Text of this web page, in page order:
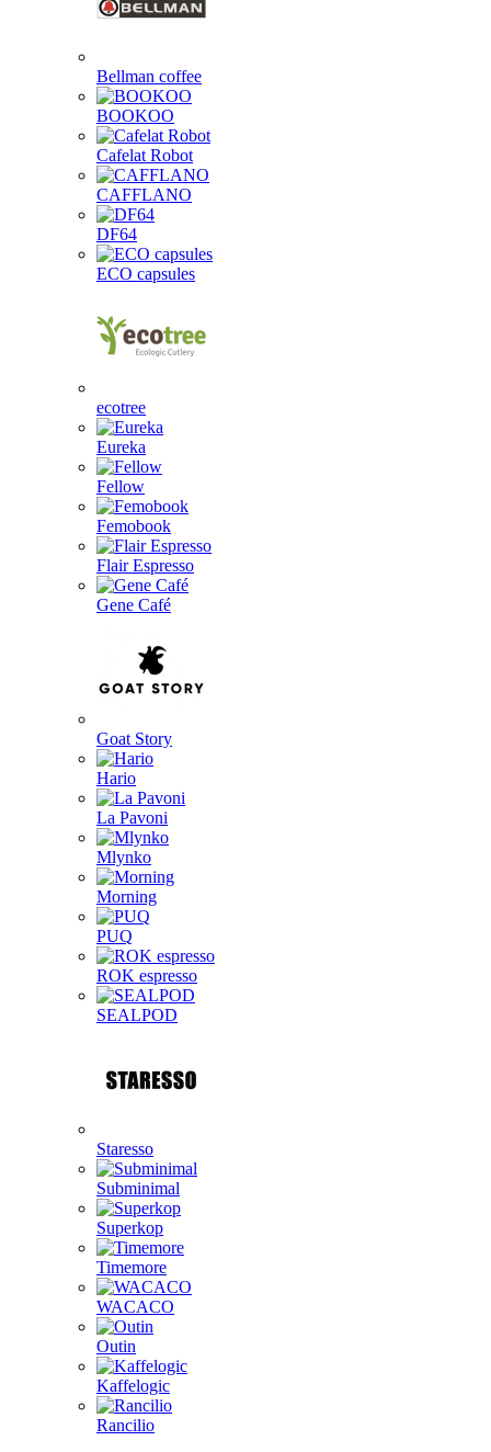
Bellman coffee
BOOKOO
Cafelat Robot
CAFFLANO
DF64
ECO capsules
ecotree
Eureka
Fellow
Femobook
Flair Espresso
Gene Café
Goat Story
Hario
La Pavoni
Mlynko
Morning
PUQ
ROK espresso
SEALPOD
Staresso
Subminimal
Superkop
Timemore
WACACO
Outin
Kaffelogic
Rancilio